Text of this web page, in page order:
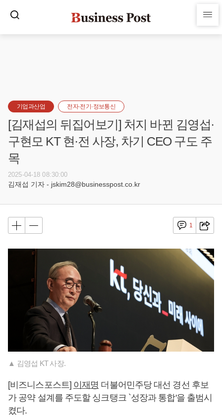
기업과산업 전자·전기·정보통신
[김재섭의 뒤집어보기] 처지 바뀐 김영섭·
구현모 KT 현·전 사장, 차기 CEO 구도 주
목
2025-04-18 08:30:00
김재섭 기자 - jskim28@businesspost.co.kr
1
▲ 김영섭 KT 사장.
[비즈니스포스트] 이재명 더불어민주당 대선 경선 후보
가 공약 설계를 주도할 싱크탱크 `성장과 통합'을 출범시
켰다.